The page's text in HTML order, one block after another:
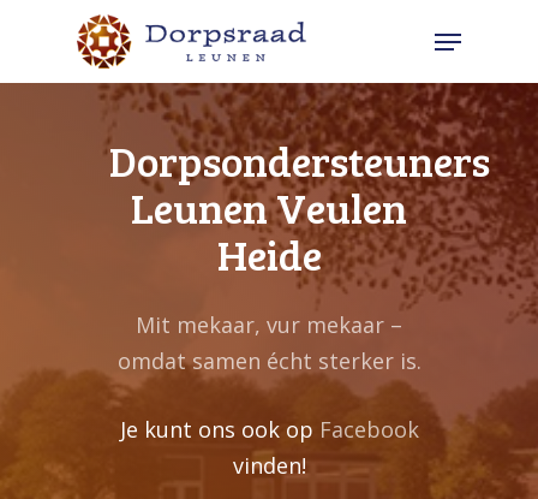
main
Menu
Dorpsondersteuners
Leunen Veulen
Heide
Mit mekaar, vur mekaar –
omdat samen écht sterker is.
Je kunt ons ook op Facebook
vinden!
Close
Menu